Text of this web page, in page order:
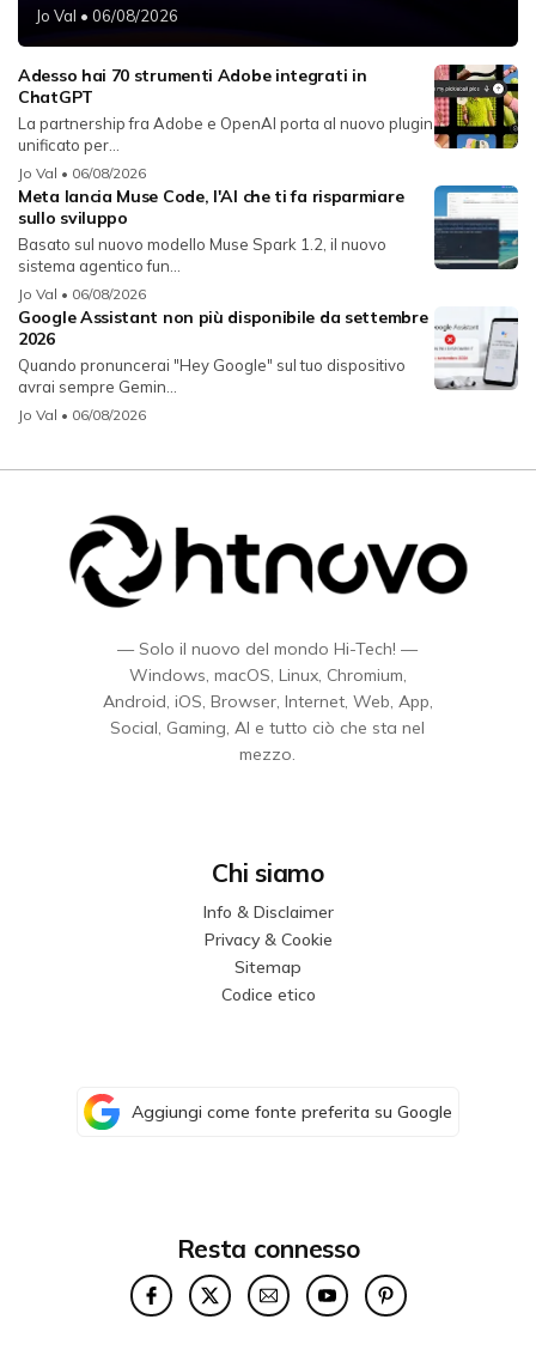
Jo Val • 06/08/2026
Adesso hai 70 strumenti Adobe integrati in
ChatGPT
La partnership fra Adobe e OpenAI porta al nuovo plugin
unificato per...
Jo Val • 06/08/2026
Meta lancia Muse Code, l'AI che ti fa risparmiare
sullo sviluppo
Basato sul nuovo modello Muse Spark 1.2, il nuovo
sistema agentico fun...
Jo Val • 06/08/2026
Google Assistant non più disponibile da settembre
2026
Quando pronuncerai "Hey Google" sul tuo dispositivo
avrai sempre Gemin...
Jo Val • 06/08/2026
— Solo il nuovo del mondo Hi-Tech! —
Windows, macOS, Linux, Chromium,
Android, iOS, Browser, Internet, Web, App,
Social, Gaming, AI e tutto ciò che sta nel
mezzo.
Chi siamo
Info & Disclaimer
Privacy & Cookie
Sitemap
Codice etico
Aggiungi come fonte preferita su Google
Resta connesso